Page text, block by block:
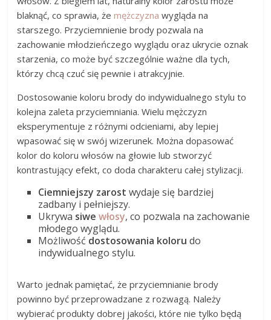
blaknąć, co sprawia, żemężczyzna wygląda na
starszego. Przyciemnienie brody pozwala na
zachowanie młodzieńczego wyglądu oraz ukrycie oznak
starzenia, co może być szczególnie ważne dla tych,
którzy chcą czuć się pewnie i atrakcyjnie.
Dostosowanie koloru brody do indywidualnego stylu to
kolejna zaleta przyciemniania. Wielu mężczyzn
eksperymentuje z różnymi odcieniami, aby lepiej
wpasować się w swój wizerunek. Można dopasować
kolor do koloru włosów na głowie lub stworzyć
kontrastujący efekt, co doda charakteru całej stylizacji.
Ciemniejszy zarost wydaje się bardziej
zadbany i pełniejszy.
Ukrywa siwewłosy, co pozwala na zachowanie
młodego wyglądu.
Możliwość dostosowania koloru do
indywidualnego stylu.
Warto jednak pamiętać, że przyciemnianie brody
powinno być przeprowadzane z rozwagą. Należy
wybierać produkty dobrej jakości, które nie tylko będą